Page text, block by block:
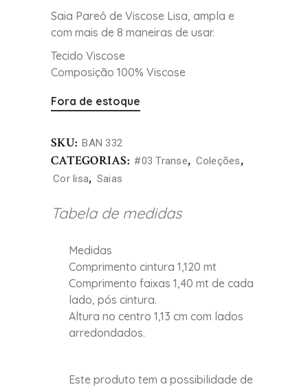
Saia Pareô de Viscose Lisa, ampla e
com mais de 8 maneiras de usar.
Tecido Viscose
Composição 100% Viscose
Fora de estoque
SKU: BAN 332
CATEGORIAS: #03 Transe, Coleções,
Cor lisa, Saias
Tabela de medidas
Medidas
Comprimento cintura 1,120 mt
Comprimento faixas 1,40 mt de cada
lado, pós cintura.
Altura no centro 1,13 cm com lados
arredondados.
Este produto tem a possibilidade de